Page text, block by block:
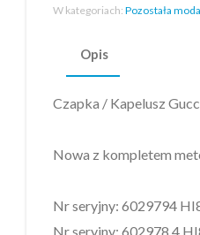
W kategoriach: Pozostała moda
Opis
Czapka / Kapelusz
Nowa z kompletem
Nr seryjny: 6029794
Nr seryjny: 602978 4